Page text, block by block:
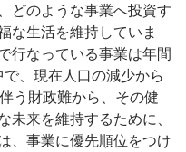
どのような事業へ投資す
な生活を維持していま
行なっている事業は年間
、現在人口の減少から
う財政難から、その健
来を維持するために、
、事業に優先順位をつけ